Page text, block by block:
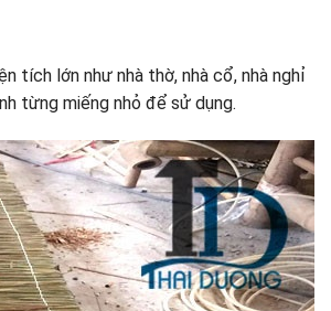
tích lớn như nhà thờ, nhà cổ, nhà nghỉ
từng miếng nhỏ để sử dụng.